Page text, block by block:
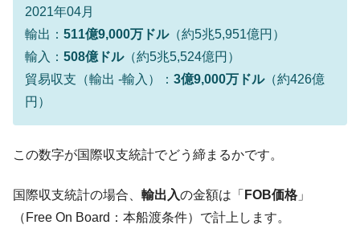
た ⇒ 国家が行った恐るべき株価操作であり、空前の国政壟
断
『Money1』
韓国･警察職員が「丸刈りになって抗議活
動」
『Money1』
種は全般的「不調」⇒ PSIが示す現況は決して良くない。
『Money1』
【米韓激突案件】韓国消費者院が『クーパ
ン』1人当たり賠償10万ウォンを認定 ⇒ 総額3兆7,000億
2021年04月
輸出： 511億9,000万ドル（約5兆5,951億円）
輸入： 508億ドル（約5兆5,524億円）
貿易収支（輸出 -輸入）： 3億9,000万ドル（約426億
円）
この数字が国際収支統計でどう締まるかです。
国際収支統計の場合、 輸出入の金額は「 FOB価格 」
（Free On Board：本船渡条件）で計上します。